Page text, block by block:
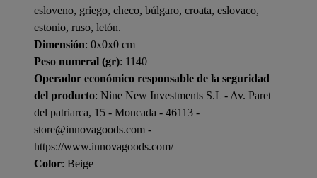
esloveno, griego, checo, búlgaro, croata, eslovaco,
estonio, ruso, letón.
Dimensión: 0x0x0 cm
Peso numeral (gr): 1140
Operador económico responsable de la seguridad
del producto: Nine New Investments S.L - Av. Paret
del patriarca, 15 - Moncada - 46113 -
store@innovagoods.com -
https://www.innovagoods.com/
Color: Beige